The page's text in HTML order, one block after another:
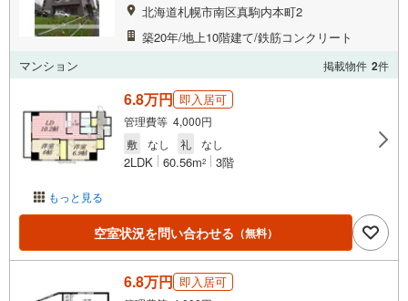
北海道札幌市南区真駒内本町2
築20年/地上10階建て/鉄筋コンクリート
マンション
掲載物件 2件
もっと見る
6.8万円 即入居可
管理費等 4,000円
敷
なし 礼 なし
2LDK 60.56m2 3階
空室状況を問い合わせる （無料）
6.8万円 即入居可